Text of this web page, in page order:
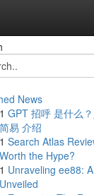
News
1 GPT 招呼 是什么
简易 介绍
1 Search Atlas
Worth the Hype?
1 Unraveling ee88:
Unveiled